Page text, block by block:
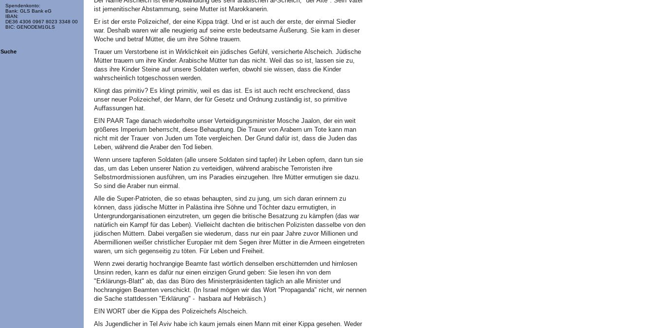
Spendenkonto:
Bank: GLS Bank eG
IBAN:
DE36 4306 0967 8023 3348 00
BIC: GENODEM1GLS
Suche
ist jemenitischer Abstammung, seine Mutter ist Marokkanerin.
Er ist der erste Polizeichef, der eine Kippa trägt. Und er ist auch der erste, der einmal Siedler
war. Deshalb waren wir alle neugierig auf seine erste bedeutsame Äußerung. Sie kam in dieser
Woche und betraf Mütter, die um ihre Söhne trauern.
Trauer um Verstorbene ist in Wirklichkeit ein jüdisches Gefühl, versicherte Alscheich. Jüdische
Mütter trauern um ihre Kinder. Arabische Mütter tun das nicht. Weil das so ist, lassen sie zu,
dass ihre Kinder Steine auf unsere Soldaten werfen, obwohl sie wissen, dass die Kinder
wahrscheinlich totgeschossen werden.
Klingt das primitiv? Es klingt primitiv, weil es das ist. Es ist auch recht erschreckend, dass
unser neuer Polizeichef, der Mann, der für Gesetz und Ordnung zuständig ist, so primitive
Auffassungen hat.
EIN PAAR Tage danach wiederholte unser Verteidigungsminister Mosche Jaalon, der ein weit
größeres Imperium beherrscht, diese Behauptung. Die Trauer von Arabern um Tote kann man
nicht mit der Trauer von Juden um Tote vergleichen. Der Grund dafür ist, dass die Juden das
Leben, während die Araber den Tod lieben.
Wenn unsere tapferen Soldaten (alle unsere Soldaten sind tapfer) ihr Leben opfern, dann tun sie
das, um das Leben unserer Nation zu verteidigen, während arabische Terroristen ihre
Selbstmordmissionen ausführen, um ins Paradies einzugehen. Ihre Mütter ermutigen sie dazu.
So sind die Araber nun einmal.
Alle die Super-Patrioten, die so etwas behaupten, sind zu jung, um sich daran erinnern zu
können, dass jüdische Mütter in Palästina ihre Söhne und Töchter dazu ermutigten, in
Untergrundorganisationen einzutreten, um gegen die britische Besatzung zu kämpfen (das war
natürlich ein Kampf für das Leben). Vielleicht dachten die britischen Polizisten dasselbe von den
jüdischen Müttern. Dabei vergaßen sie wiederum, dass nur ein paar Jahre zuvor Millionen und
Abermillionen weißer christlicher Europäer mit dem Segen ihrer Mütter in die Armeen eingetreten
waren, um sich gegenseitig zu töten. Für Leben und Freiheit.
Wenn zwei derartig hochrangige Beamte fast wörtlich denselben erschütternden und hirnlosen
Unsinn reden, kann es dafür nur einen einzigen Grund geben: Sie lesen ihn von dem
"Erklärungs-Blatt" ab, das das Büro des Ministerpräsidenten täglich an alle Minister und
hochrangigen Beamten verschickt. (In Israel mögen wir das Wort "Propaganda" nicht, wir nennen
die Sache stattdessen "Erklärung" - hasbara auf Hebräisch.)
EIN WORT über die Kippa des Polizeichefs Alscheich.
Als Jugendlicher in Tel Aviv habe ich kaum jemals einen Mann mit einer Kippa gesehen. Weder